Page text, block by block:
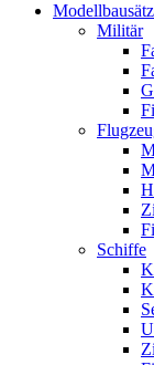
Militär
Schiffe